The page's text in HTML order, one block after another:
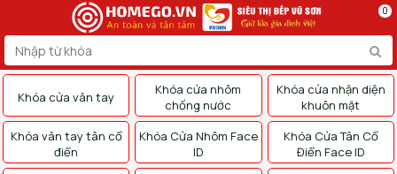
0
Khóa cửa vân tay
Khóa cửa nhôm
chống nước
Khóa cửa nhận diện
khuôn mặt
Khóa vân tay tân cổ
điển
Khóa Cửa Nhôm Face
ID
Khóa Cửa Tân Cổ
Điển Face ID